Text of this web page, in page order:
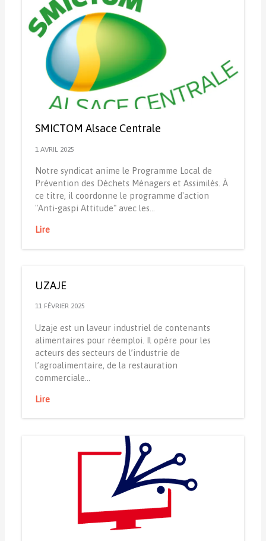
SMICTOM Alsace Centrale
1 AVRIL 2025
Notre syndicat anime le Programme Local de
Prévention des Déchets Ménagers et Assimilés. À
ce titre, il coordonne le programme d'action
"Anti-gaspi Attitude" avec les…
Lire
UZAJE
11 FÉVRIER 2025
Uzaje est un laveur industriel de contenants
alimentaires pour réemploi. Il opère pour les
acteurs des secteurs de l’industrie de
l’agroalimentaire, de la restauration
commerciale…
Lire